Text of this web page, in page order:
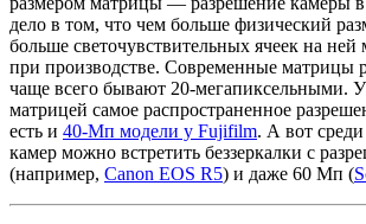
дело в том, что чем больше физический
больше светочувствительных ячеек на ней
при производстве. Современные матрицы
чаще всего бывают 20-мегапиксельными.
матрицей самое распространенное
есть и 40-Мп модели у Fujifilm. А вот
камер можно встретить беззеркалки с
(например, Canon EOS R5) и даже 60 Мп (